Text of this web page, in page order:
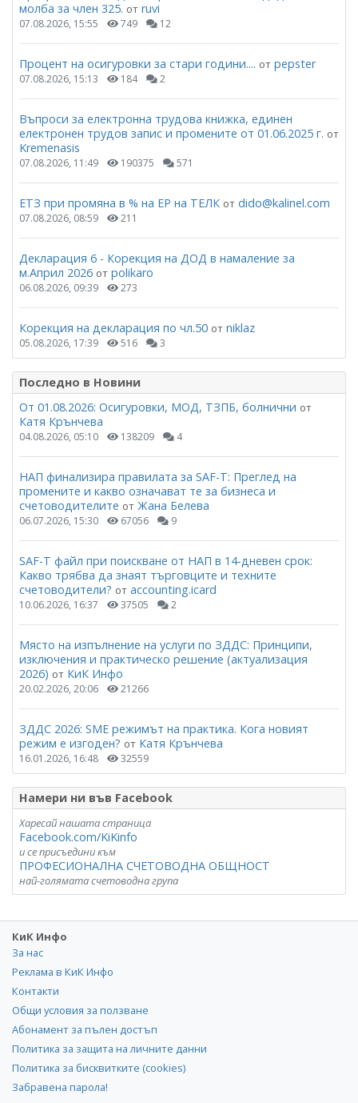
молба за член 325. от ruvi
07.08.2026, 15:55 749 12
Процент на осигуровки за стари години.... от pepster
07.08.2026, 15:13 184 2
Въпроси за електронна трудова книжка, единен
електронен трудов запис и промените от 01.06.2025 г. от
Kremenasis
07.08.2026, 11:49 190375 571
ЕТЗ при промяна в % на ЕР на ТЕЛК от dido@kalinel.com
07.08.2026, 08:59 211
Декларация 6 - Корекция на ДОД в намаление за
м.Април 2026 от polikaro
06.08.2026, 09:39 273
Корекция на декларация по чл.50 от niklaz
05.08.2026, 17:39 516 3
Последно в Новини
От 01.08.2026: Осигуровки, МОД, ТЗПБ, болнични от
Катя Крънчева
04.08.2026, 05:10 138209 4
НАП финализира правилата за SAF-T: Преглед на
промените и какво означават те за бизнеса и
счетоводителите от Жана Белева
06.07.2026, 15:30 67056 9
SAF-T файл при поискване от НАП в 14-дневен срок:
Какво трябва да знаят търговците и техните
счетоводители? от accounting.icard
10.06.2026, 16:37 37505 2
Място на изпълнение на услуги по ЗДДС: Принципи,
изключения и практическо решение (актуализация
2026) от КиК Инфо
20.02.2026, 20:06 21266
ЗДДС 2026: SME режимът на практика. Кога новият
режим е изгоден? от Катя Крънчева
16.01.2026, 16:48 32559
Намери ни във Facebook
Харесай нашата страница
Facebook.com/KiKinfo
и се присъедини към
ПРОФЕСИОНАЛНА СЧЕТОВОДНА ОБЩНОСТ
най-голямата счетоводна група
КиК Инфо
За нас
Реклама в КиК Инфо
Контакти
Общи условия за ползване
Абонамент за пълен достъп
Политика за защита на личните данни
Политика за бисквитките (cookies)
Забравена парола!